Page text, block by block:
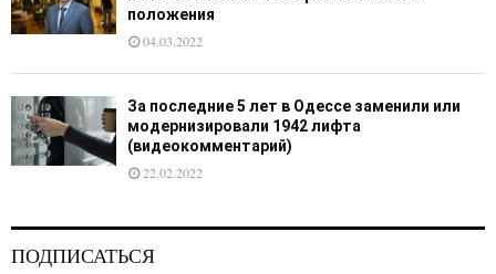
положения
04.03.2022
За последние 5 лет в Одессе заменили или
модернизировали 1942 лифта
(видеокомментарий)
22.02.2022
ПОДПИСАТЬСЯ